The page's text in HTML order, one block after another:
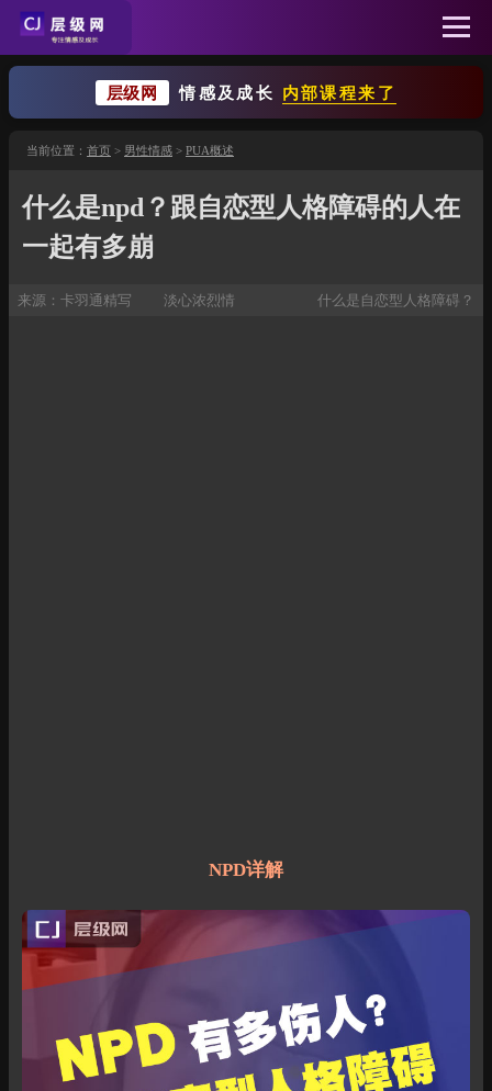
层级网 情感及成长 内部课程来了
当前位置： 首页 > 男性情感 > PUA概述
什么是npd？跟自恋型人格障碍的人在
一起有多崩
什么是自恋型人格障碍？
来源： 卡羽通精写 淡心浓烈情
NPD详解